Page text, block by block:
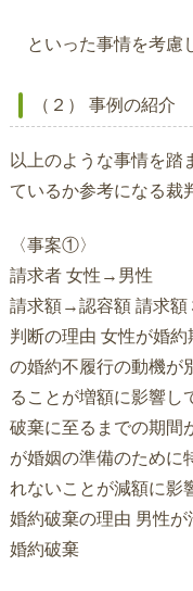
といった事情を考慮
（２） 事例の紹介
以上のような事情を踏
ているか参考になる裁
〈事案①〉
請求者 女性→男性
請求額→認容額 請求額
判断の理由 女性が婚
の婚約不履行の動機が
ることが増額に影響し
破棄に至るまでの期間
が婚姻の準備のために
れないことが減額に影
婚約破棄の理由 男性
婚約破棄